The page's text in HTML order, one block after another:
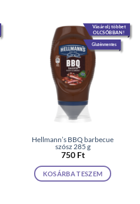
Vásárolj többet
OLCSÓBBAN!
Gluténmentes
Hellmann’s BBQ barbecue
szósz 285 g
750 Ft
KOSÁRBA TESZEM